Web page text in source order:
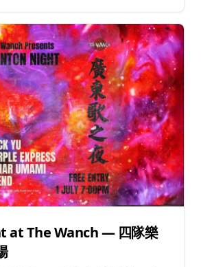
區嘅恆常戶外音樂企劃，專門為
樂隊同新生代表演者提供舞
，氣氛輕鬆寫意，係週末夜晚
。 帶埋朋友，揀個好
下盡情享受現場音樂。 📅 日
日（星期五） ⏰ 時間：晚上
區藝術公園自由空間戶外空間
需事先購票
at The Wanch — 四隊樂